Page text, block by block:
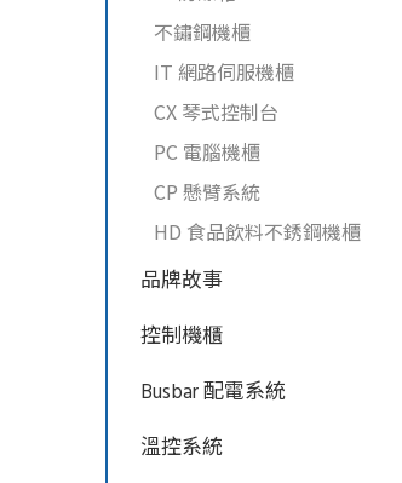
不鏽鋼機櫃
IT 網路伺服機櫃
CX 琴式控制台
PC 電腦機櫃
CP 懸臂系統
HD 食品飲料不銹鋼機櫃
品牌故事
控制機櫃
Busbar 配電系統
溫控系統